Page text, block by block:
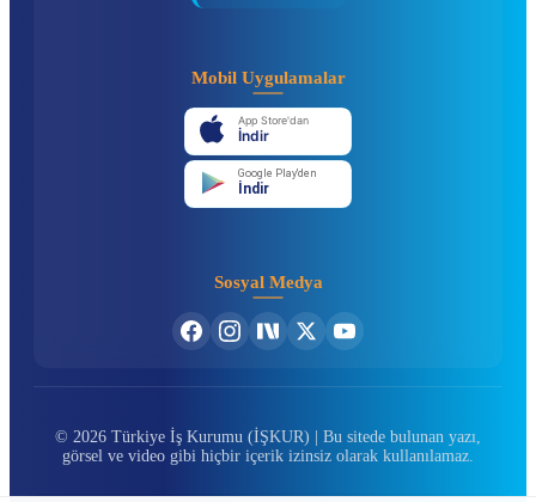
Mobil Uygulamalar
App Store'dan
İndir
Google Play'den
İndir
Sosyal Medya
© 2026 Türkiye İş Kurumu (İŞKUR) | Bu sitede bulunan yazı,
görsel ve video gibi hiçbir içerik izinsiz olarak kullanılamaz.